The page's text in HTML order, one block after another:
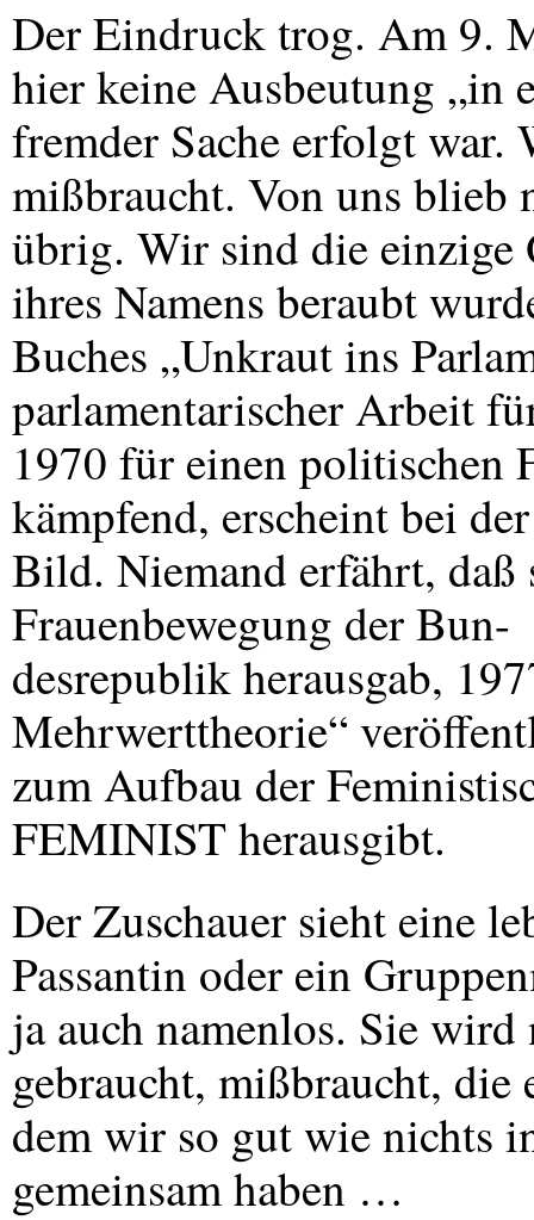
Der Eindruck trog. Am 9.
hier keine Ausbeutung „in
fremder Sache erfolgt war.
mißbraucht. Von uns blieb
übrig. Wir sind die einzige
ihres Namens beraubt
Buches „Unkraut ins
parlamentarischer Arbeit
1970 für einen politischen
kämpfend, erscheint bei
Bild. Niemand erfährt, daß
Frauenbewegung der Bun-
desrepublik herausgab,
Mehrwerttheorie“
zum Aufbau der
FEMINISTherausgibt.
Der Zuschauer sieht eine
Passantin oder ein
ja auch namenlos. Sie
gebraucht, mißbraucht,
dem wir so gut wie nichts
gemeinsam haben …